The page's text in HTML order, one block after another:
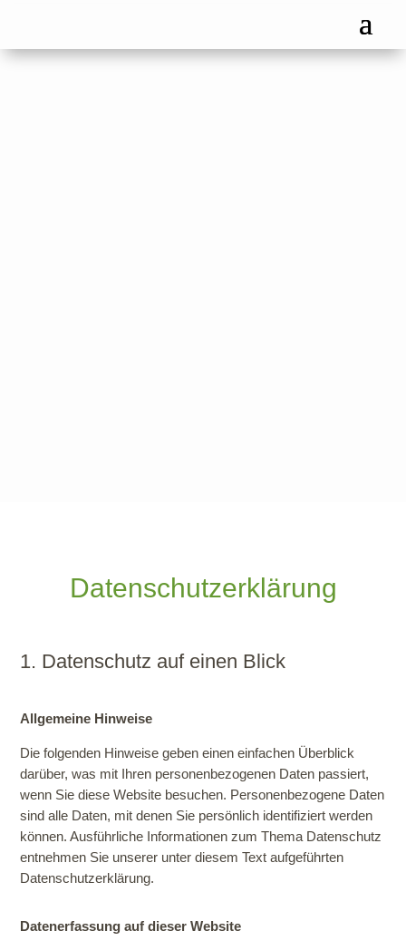
Datenschutzerklärung
1. Datenschutz auf einen Blick
Allgemeine Hinweise
Die folgenden Hinweise geben einen einfachen Überblick
darüber, was mit Ihren personenbezogenen Daten passiert,
wenn Sie diese Website besuchen. Personenbezogene Daten
sind alle Daten, mit denen Sie persönlich identifiziert werden
können. Ausführliche Informationen zum Thema Datenschutz
entnehmen Sie unserer unter diesem Text aufgeführten
Datenschutzerklärung.
Datenerfassung auf dieser Website